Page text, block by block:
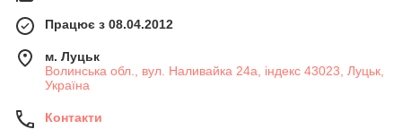
Працює з 08.04.2012
м. Луцьк
Волинська обл., вул. Наливайка 24а, індекс 43023, Луцьк,
Україна
Контакти